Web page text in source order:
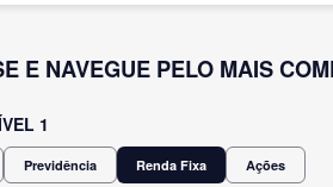
E NAVEGUE PELO MAIS
1
Previdência Renda Fixa Ações